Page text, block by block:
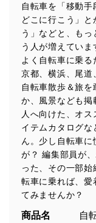
自転車を「移動
どこに行こう」と
う」などと、も
う人が増えてい
よく自転車に乗
京都、横浜、尾道
自転車散歩＆旅
か、風景なども掲
人へ向けた、オ
イテムカタログな
ん。少し自転車
が？ 編集部員が
った、その一部
転車に乗れば、愛
てみませんか？
商品名 自